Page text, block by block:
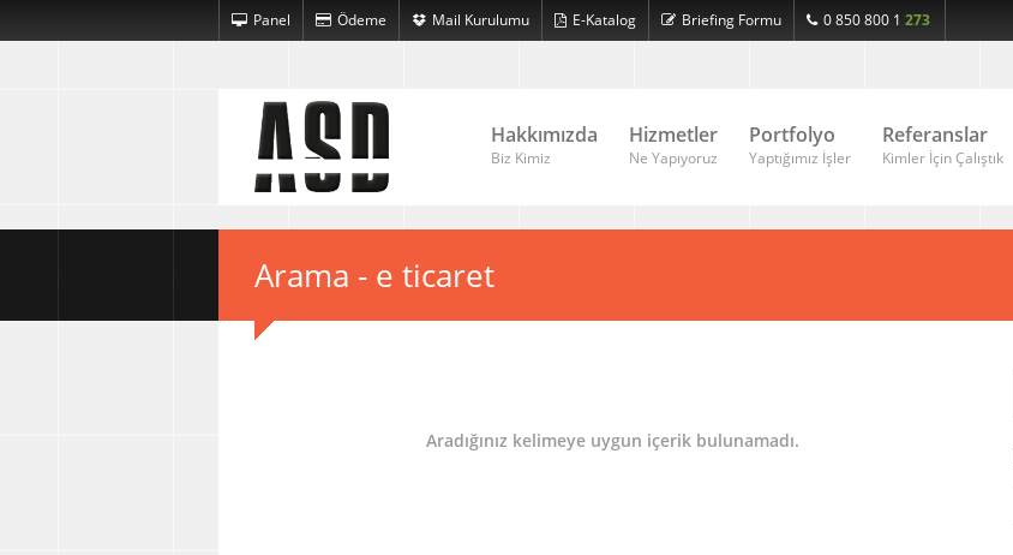
Panel Ödeme Mail Kurulumu E-Katalog Briefing Formu 0 850 800 1 ASD
Hakkımızda
Biz Kimiz
Hizmetler
Ne Yapıyoruz
Portfolyo
Yaptığımız İşler
Referanslar
Kimler İçin Çalıştık
Arama - e ticaret
Aradığınız kelimeye uygun içerik bulunamadı.